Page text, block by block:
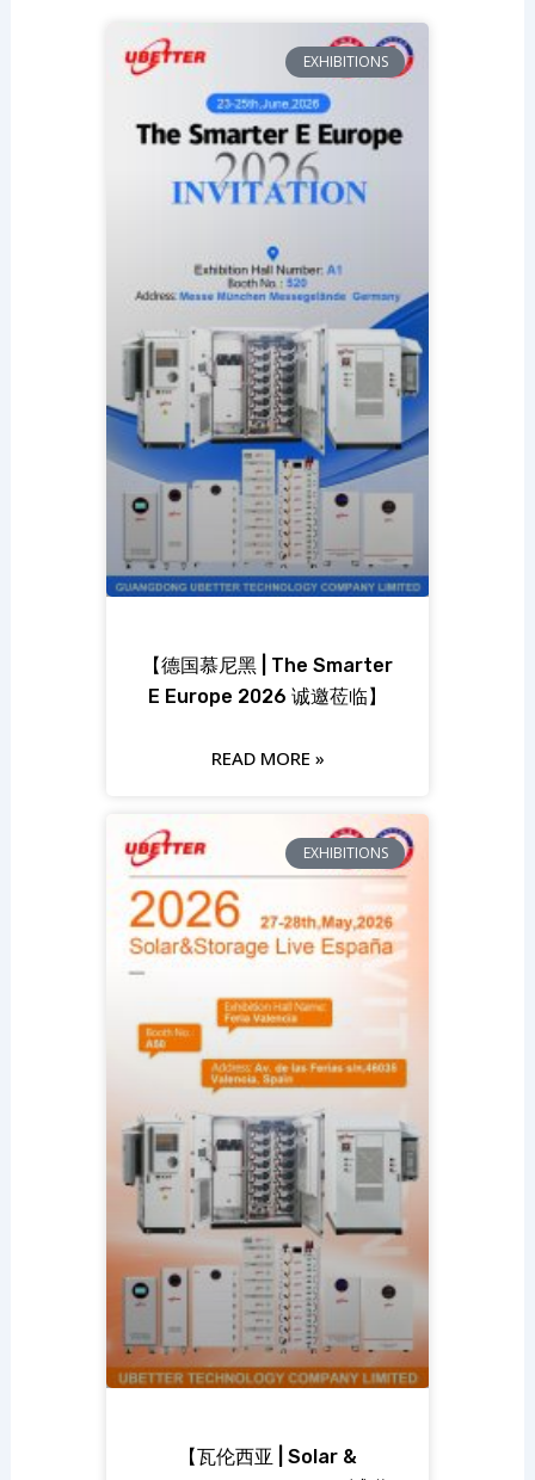
EXHIBITIONS
【德国慕尼黑 | The Smarter
E Europe 2026 诚邀莅临】
READ MORE »
EXHIBITIONS
【瓦伦西亚 | Solar &